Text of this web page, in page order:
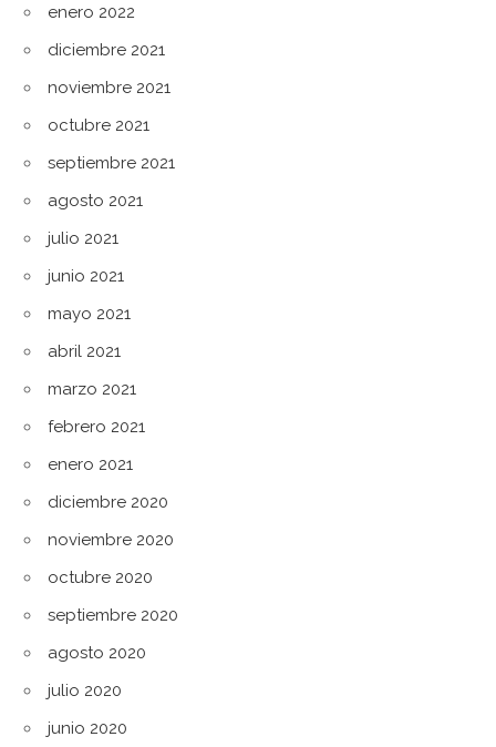
enero 2022
diciembre 2021
noviembre 2021
octubre 2021
septiembre 2021
agosto 2021
julio 2021
junio 2021
mayo 2021
abril 2021
marzo 2021
febrero 2021
enero 2021
diciembre 2020
noviembre 2020
octubre 2020
septiembre 2020
agosto 2020
julio 2020
junio 2020